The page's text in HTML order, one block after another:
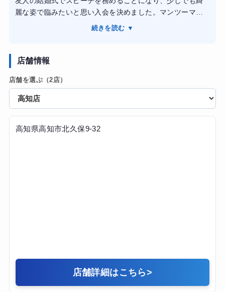
なり、疲れにくい体に。食事のアドバイスも現実的なの
で、無理なく健康的な生活習慣が身につきました。
麗な姿で臨みたいと思い入会を決めました。マンツーマン
なので、その日の体調に合わせたメニューを組んでくれま
ーさんは知識が豊富で、無理な食事制限ではなく何を食べ
けられています。4ヶ月で体重-5kgで期待以上に痩せられま
した。全体的にサイズダウンして、念願のワンピースも着
られるようになりよかったです！
続きを読む ▼
店舗情報
店舗を選ぶ（2店）
高知県高知市北久保9-32
店舗詳細はこちら>